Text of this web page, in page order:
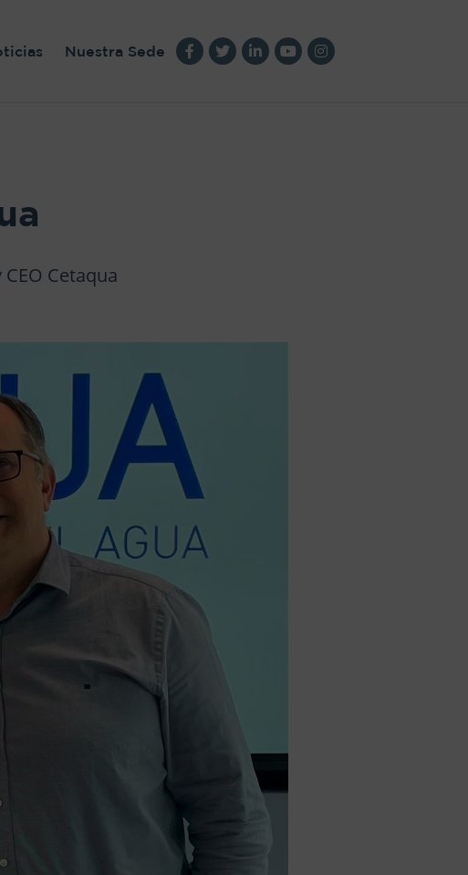
Nuestra Sede
Cetaqua